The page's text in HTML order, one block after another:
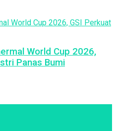
World Cup 2026,
Panas Bumi